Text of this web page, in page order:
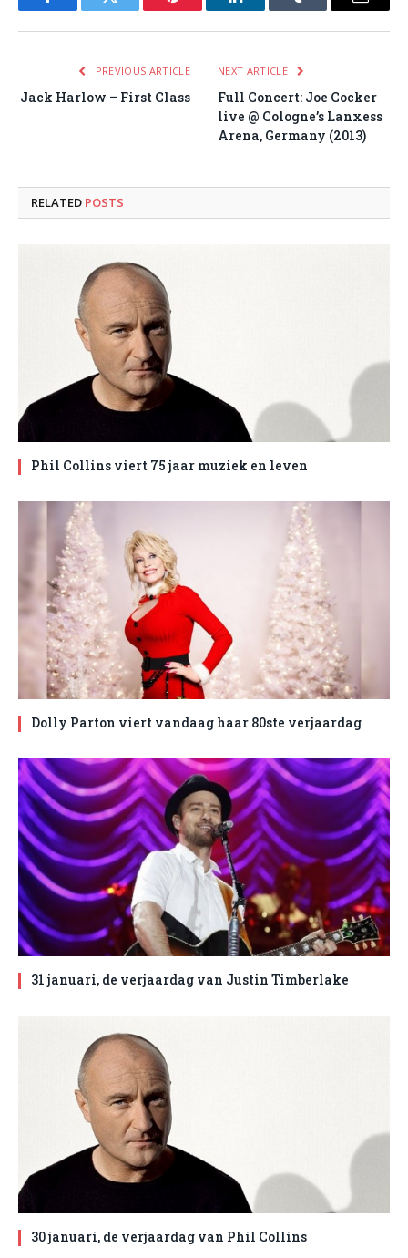
FacebookTwitter Pinterest LinkedInTumblr Email
PREVIOUS ARTICLE
Jack Harlow – First Class
NEXT ARTICLE
Full Concert: Joe Cocker
live @ Cologne’s Lanxess
Arena, Germany (2013)
RELATED POSTS
Phil Collins viert 75 jaar muziek en leven
Dolly Parton viert vandaag haar 80ste verjaardag
31 januari, de verjaardag van Justin Timberlake
30 januari, de verjaardag van Phil Collins